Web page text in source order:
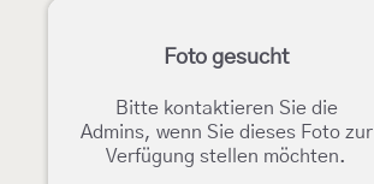
Foto gesucht
Bitte kontaktieren Sie die
Admins, wenn Sie dieses Foto zur
Verfügung stellen möchten.